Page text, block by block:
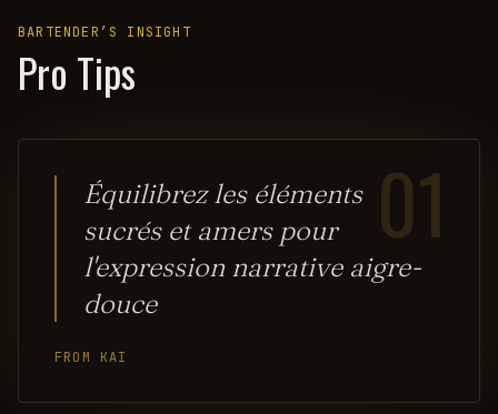
BARTENDER’S INSIGHT
Pro Tips
01
Équilibrez les éléments
sucrés et amers pour
l'expression narrative aigre-
douce
FROM KAI